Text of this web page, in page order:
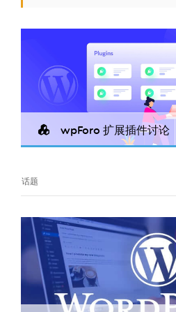
wpForo 扩展插件讨论
话题